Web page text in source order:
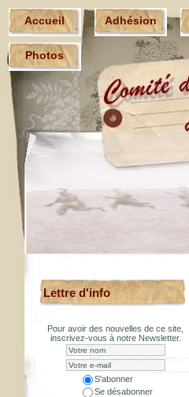
Accueil Adhésion
Photos
Lettre d'info
Pour avoir des nouvelles de ce site,
inscrivez-vous à notre Newsletter.
S'abonner
Se désabonner